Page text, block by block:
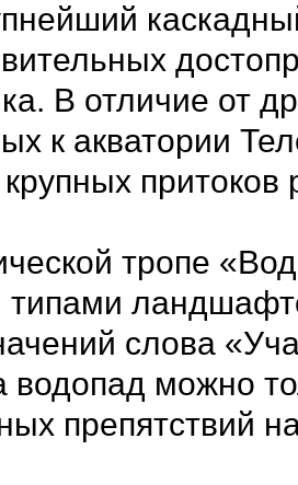
В отличие от
к акватории
тропе
слова
водопад можно
препятствий